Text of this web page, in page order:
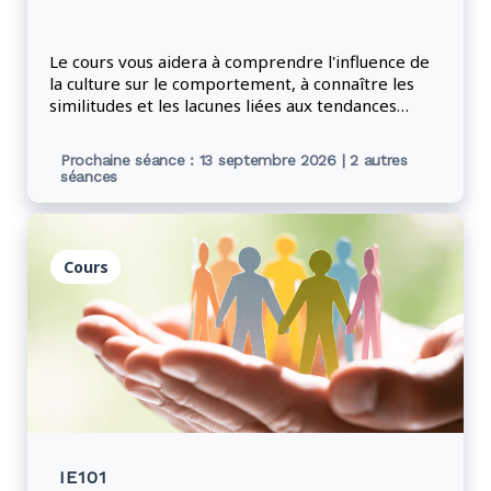
Le cours vous aidera à comprendre l'influence de
la culture sur le comportement, à connaître les
similitudes et les lacunes liées aux tendances
communication, à pratiquer le décodage
interculturel et à développer des stratégies pour
Prochaine séance : 13 septembre 2026 | 2 autres
séances
Cours
IE101